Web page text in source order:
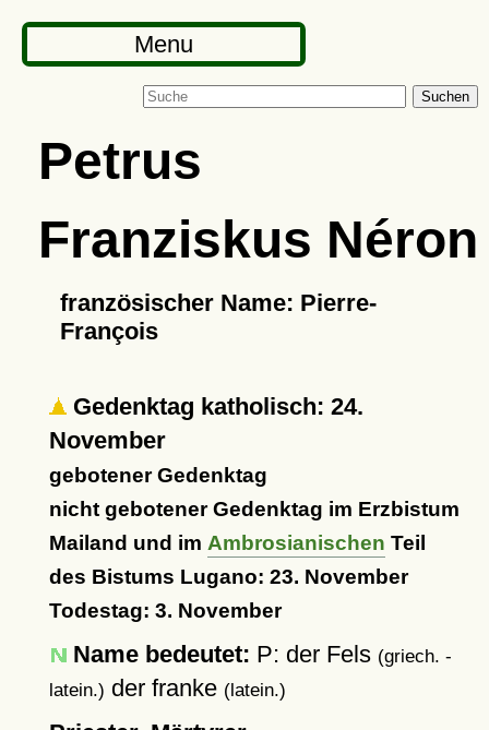
Menu
Suchen
Petrus
Franziskus Néron
französischer Name: Pierre-
François
Gedenktag katholisch: 24.
November
gebotener Gedenktag
nicht gebotener Gedenktag im Erzbistum
Mailand und im Ambrosianischen Teil
des Bistums Lugano: 23. November
Todestag: 3. November
Name bedeutet: P: der Fels (griech. -
latein.) der franke (latein.)